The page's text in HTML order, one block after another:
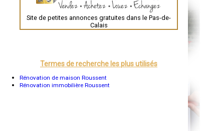
Nîmes
Auch
Grenoble
Mont-de-Marsan
Blois
Site de petites annonces gratuites dans le Pas-de-
Calais
Termes de recherche les plus utilisés
Rénovation de maison Roussent
Rénovation immobilière Roussent